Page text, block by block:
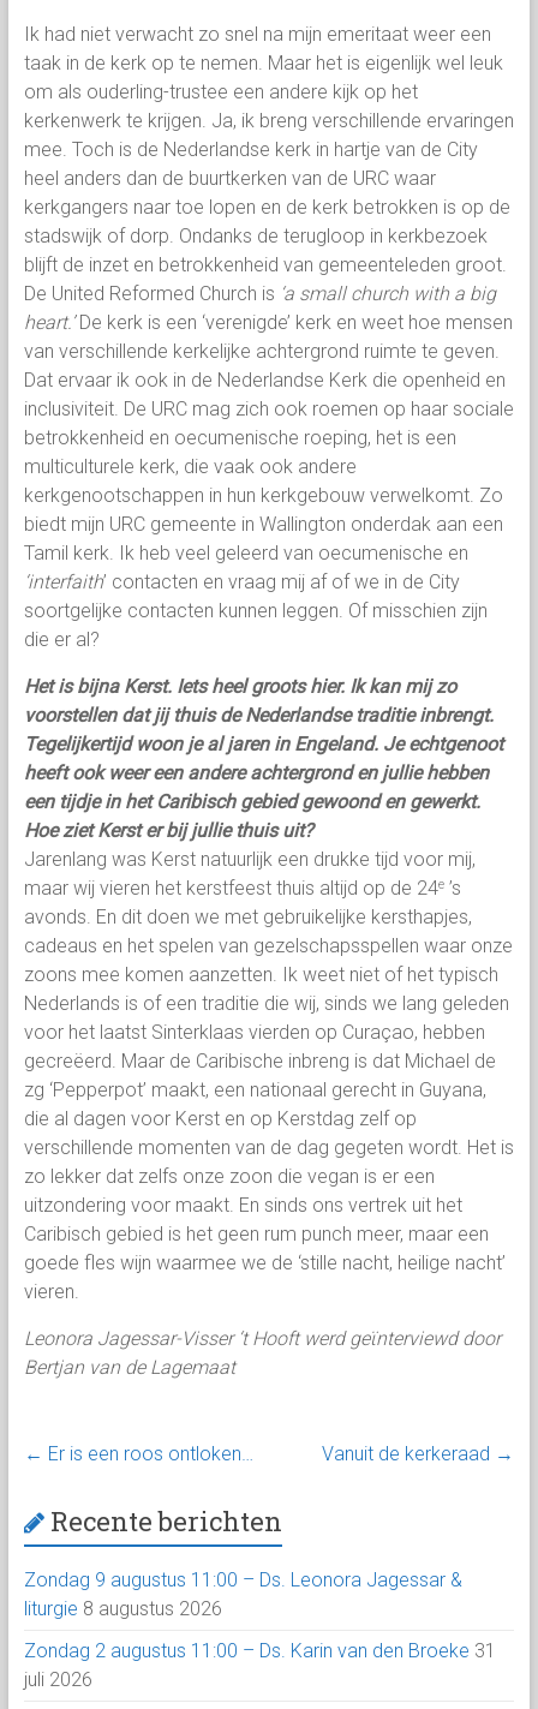
Ik had niet verwacht zo snel na mijn emeritaat weer een
taak in de kerk op te nemen. Maar het is eigenlijk wel leuk
om als ouderling-trustee een andere kijk op het
kerkenwerk te krijgen. Ja, ik breng verschillende ervaringen
mee. Toch is de Nederlandse kerk in hartje van de City
heel anders dan de buurtkerken van de URC waar
kerkgangers naar toe lopen en de kerk betrokken is op de
stadswijk of dorp. Ondanks de terugloop in kerkbezoek
blijft de inzet en betrokkenheid van gemeenteleden groot.
De United Reformed Church is ‘a small church with a big
heart.’De kerk is een ‘verenigde’ kerk en weet hoe mensen
van verschillende kerkelijke achtergrond ruimte te geven.
Dat ervaar ik ook in de Nederlandse Kerk die openheid en
inclusiviteit. De URC mag zich ook roemen op haar sociale
betrokkenheid en oecumenische roeping, het is een
multiculturele kerk, die vaak ook andere
kerkgenootschappen in hun kerkgebouw verwelkomt. Zo
biedt mijn URC gemeente in Wallington onderdak aan een
Tamil kerk. Ik heb veel geleerd van oecumenische en
‘interfaith’ contacten en vraag mij af of we in de City
soortgelijke contacten kunnen leggen. Of misschien zijn
die er al?
Het is bijna Kerst. Iets heel groots hier. Ik kan mij zo
voorstellen dat jij thuis de Nederlandse traditie inbrengt.
Tegelijkertijd woon je al jaren in Engeland. Je echtgenoot
heeft ook weer een andere achtergrond en jullie hebben
een tijdje in het Caribisch gebied gewoond en gewerkt.
Hoe ziet Kerst er bij jullie thuis uit?
Jarenlang was Kerst natuurlijk een drukke tijd voor mij,
maar wij vieren het kerstfeest thuis altijd op de 24e’s
avonds. En dit doen we met gebruikelijke kersthapjes,
cadeaus en het spelen van gezelschapsspellen waar onze
zoons mee komen aanzetten. Ik weet niet of het typisch
Nederlands is of een traditie die wij, sinds we lang geleden
voor het laatst Sinterklaas vierden op Curaçao, hebben
gecreëerd. Maar de Caribische inbreng is dat Michael de
zg ‘Pepperpot’ maakt, een nationaal gerecht in Guyana,
die al dagen voor Kerst en op Kerstdag zelf op
verschillende momenten van de dag gegeten wordt. Het is
zo lekker dat zelfs onze zoon die vegan is er een
uitzondering voor maakt. En sinds ons vertrek uit het
Caribisch gebied is het geen rum punch meer, maar een
goede fles wijn waarmee we de ‘stille nacht, heilige nacht’
vieren.
Leonora Jagessar-Visser ‘t Hooft werd geϊnterviewd door
Bertjan van de Lagemaat
← Er is een roos ontloken… Vanuit de kerkeraad →
Recente berichten
Zondag 9 augustus 11:00 – Ds. Leonora Jagessar &
liturgie 8 augustus 2026
Zondag 2 augustus 11:00 – Ds. Karin van den Broeke 31
juli 2026